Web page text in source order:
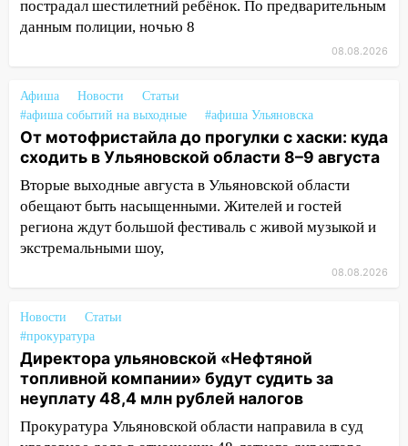
проспекте Филатова в Ульяновске
Дерево пробило крышу дома на
на электрощит
13:10 В Заволжском районе дерево
упало во дворе
13:08
Ураган ударил по Ульяновску:
сорванные крыши, поваленные деревья,
затопленные улицы и остановившиеся
трамваи
Ульяновск накрыл крупный град:
воду
12:12 Прокуратура взяла на контроль
ДТП с шестилетним ребёнком на улице
Федерации
12:01
Пьяная женщина сбила
шестилетнего ребёнка на улице
пострадал шестилетний ребёнок. По предварительным
данным полиции, ночью 8
08.08.2026
Афиша Новости
Статьи
#афиша событий на выходные
#афиша Ульяновска
От мотофристайла до прогулки с хаски: куда
сходить в Ульяновской области 8–9 августа
Вторые выходные августа в Ульяновской области
обещают быть насыщенными. Жителей и гостей
региона ждут большой фестиваль с живой музыкой и
экстремальными шоу,
08.08.2026
Новости
Статьи
#прокуратура
Директора ульяновской «Нефтяной
топливной компании» будут судить за
неуплату 48,4 млн рублей налогов
Прокуратура Ульяновской области направила в суд